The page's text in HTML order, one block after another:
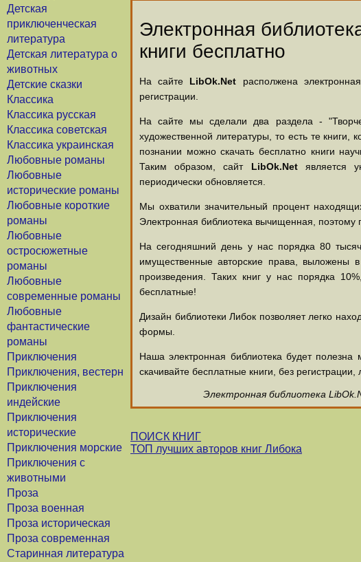
Детская
приключенческая
литература
Детская литература о
животных
Детские сказки
Классика
Классика русская
Классика советская
Классика украинская
Любовные романы
Любовные
исторические романы
Любовные короткие
романы
Любовные
остросюжетные
романы
Любовные
современные романы
Любовные
фантастические
романы
Приключения
Приключения, вестерн
Приключения
индейские
Приключения
исторические
Приключения морские
Приключения с
животными
Проза
Проза военная
Проза историческая
Проза современная
Старинная литература
Электронная
книги бесплатно
На сайте LibOk.Net располжена
регистрации.
На сайте мы сделали два раздела -
художественной литературы, то есть те
познании можно скачать бесплатно книги
Таким образом, сайт LibOk.Netявляется
периодически обновляется.
Мы охватили значительный процент
Электронная библиотека вычищенная, поэтому
На сегодняшний день у нас порядка 80
имущественные авторские права, выложены
произведения. Таких книг у нас порядка
бесплатные!
Дизайн библиотеки Либок позволяет легко
формы.
Наша электронная библиотека будет
скачивайте бесплатные книги, без регистрации,
Электронная библиотека
ПОИСК КНИГ
ТОП лучших авторов книг Либока